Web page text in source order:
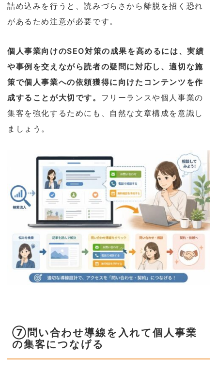
詰め込みを行うと、読みづらさから離脱を招く恐れ
があるため注意が必要です。
個人事業向けのSEO対策の成果を高めるには、実績
や事例を交えながら読者の疑問に対応し、適切な施
策で個人事業への依頼獲得に向けたコンテンツを作
成することが大切です。 フリーランスや個人事業の
集客を強化するためにも、自然な文章構成を意識し
ましょう。
⑦問い合わせ導線を入れて個人事業
の集客につなげる